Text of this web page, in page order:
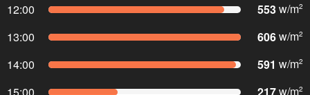
12:00 553w/m2
13:00 606w/m2
14:00 591 w/m2
217w/m2